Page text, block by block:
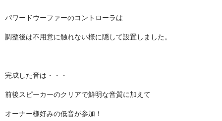
パワードウーファーのコントローラは
調整後は不用意に触れない様に隠して設置しました。
完成した音は・・・
前後スピーカーのクリアで鮮明な音質に加えて
オーナー様好みの低音が参加！